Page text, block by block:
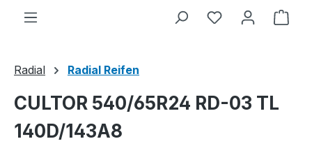
Radial Radial Reifen
CULTOR 540/65R24 RD-03 TL
140D/143A8